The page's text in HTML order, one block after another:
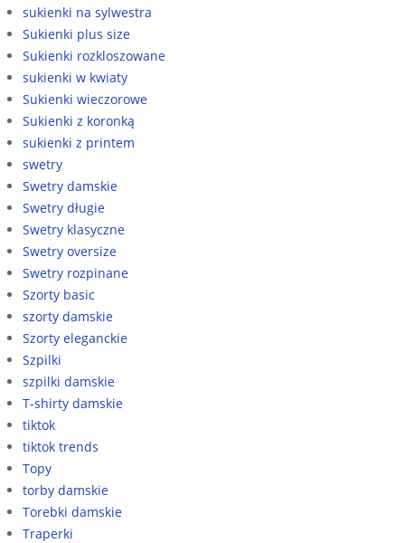
sukienki na sylwestra
Sukienki plus size
Sukienki rozkloszowane
sukienki w kwiaty
Sukienki wieczorowe
Sukienki z koronką
sukienki z printem
swetry
Swetry damskie
Swetry długie
Swetry klasyczne
Swetry oversize
Swetry rozpinane
Szorty basic
szorty damskie
Szorty eleganckie
Szpilki
szpilki damskie
T-shirty damskie
tiktok
tiktok trends
Topy
torby damskie
Torebki damskie
Traperki